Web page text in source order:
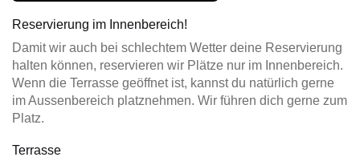
Reservierung im Innenbereich!
Damit wir auch bei schlechtem Wetter deine Reservierung
halten können, reservieren wir Plätze nur im Innenbereich.
Wenn die Terrasse geöffnet ist, kannst du natürlich gerne
im Aussenbereich platznehmen. Wir führen dich gerne zum
Platz.
Terrasse